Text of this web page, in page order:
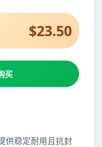
$23.50
买
供稳定耐用且抗封